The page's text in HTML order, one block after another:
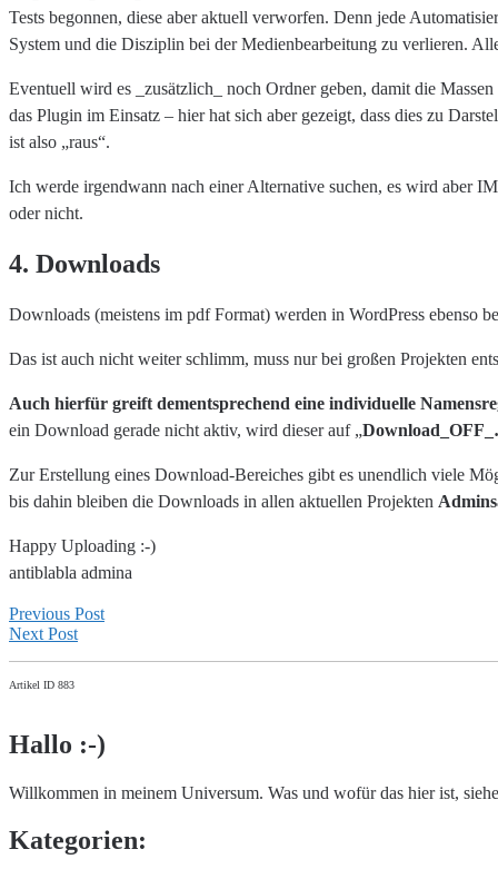
Tests begonnen, diese aber aktuell verworfen. Denn jede
System und die Disziplin bei der Medienbearbeitung zu verlieren.
Eventuell wird es _zusätzlich_ noch Ordner geben, damit die
das Plugin im Einsatz – hier hat sich aber gezeigt, dass dies zu
ist also „raus“.
Ich werde irgendwann nach einer Alternative suchen, es wird aber
oder nicht.
4. Downloads
Downloads (meistens im pdf Format) werden in WordPress ebenso
Das ist auch nicht weiter schlimm, muss nur bei großen Projekten
Auch hierfür greift dementsprechend eine individuelle
ein Download gerade nicht aktiv, wird dieser auf „
Zur Erstellung eines Download-Bereiches gibt es unendlich viele
bis dahin bleiben die Downloads in allen aktuellen Projekten
Happy Uploading :-)
antiblabla admina
Previous Post
Next Post
Artikel ID 883
Hallo :-)
Willkommen in meinem Universum. Was und wofür das hier ist,
Kategorien: